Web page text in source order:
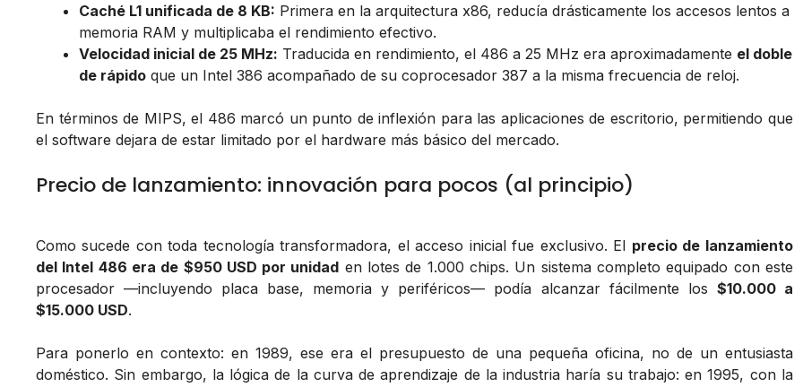
Caché L1 unificada de 8 KB: Primera en la arquitectura x86, reducía drásticamente los accesos lentos a
memoria RAM y multiplicaba el rendimiento efectivo.
Velocidad inicial de 25 MHz: Traducida en rendimiento, el 486 a 25 MHz era aproximadamente el doble
de rápido que un Intel 386 acompañado de su coprocesador 387 a la misma frecuencia de reloj.
En términos de MIPS, el 486 marcó un punto de inflexión para las aplicaciones de escritorio, permitiendo que
el software dejara de estar limitado por el hardware más básico del mercado.
Precio de lanzamiento: innovación para pocos (al principio)
Como sucede con toda tecnología transformadora, el acceso inicial fue exclusivo. El precio de lanzamiento
del Intel 486 era de $950 USD por unidad en lotes de 1.000 chips. Un sistema completo equipado con este
procesador —incluyendo placa base, memoria y periféricos— podía alcanzar fácilmente los $10.000 a
$15.000 USD.
Para ponerlo en contexto: en 1989, ese era el presupuesto de una pequeña oficina, no de un entusiasta
doméstico. Sin embargo, la lógica de la curva de aprendizaje de la industria haría su trabajo: en 1995, con la